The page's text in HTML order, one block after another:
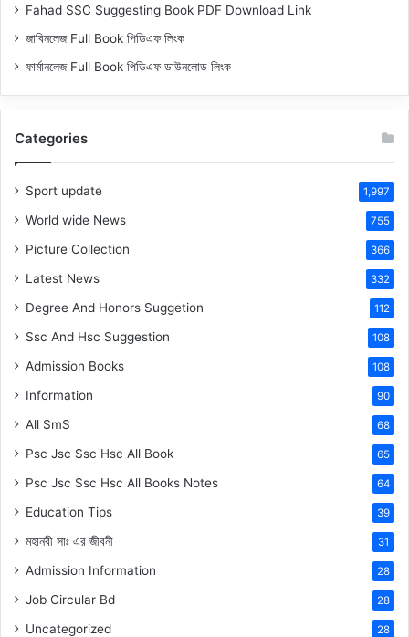
Fahad SSC Suggesting Book PDF Download Link
জাবিনলেজ Full Book পিডিএফ লিংক
ফার্মানলেজ Full Book পিডিএফ ডাউনলোড লিংক
Categories
Sport update 1,997
World wide News 755
Picture Collection 366
Latest News 332
Degree And Honors Suggetion 112
Ssc And Hsc Suggestion 108
Admission Books 108
Information 90
All SmS 68
Psc Jsc Ssc Hsc All Book 65
Psc Jsc Ssc Hsc All Books Notes 64
Education Tips 39
মহানবী সাঃ এর জীবনী 31
Admission Information 28
Job Circular Bd 28
Uncategorized 28